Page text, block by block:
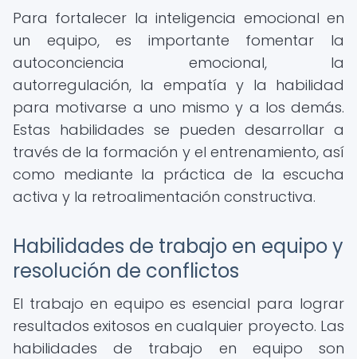
Para fortalecer la inteligencia emocional en
un equipo, es importante fomentar la
autoconciencia emocional, la
autorregulación, la empatía y la habilidad
para motivarse a uno mismo y a los demás.
Estas habilidades se pueden desarrollar a
través de la formación y el entrenamiento, así
como mediante la práctica de la escucha
activa y la retroalimentación constructiva.
Habilidades de trabajo en equipo y
resolución de conflictos
El trabajo en equipo es esencial para lograr
resultados exitosos en cualquier proyecto. Las
habilidades de trabajo en equipo son